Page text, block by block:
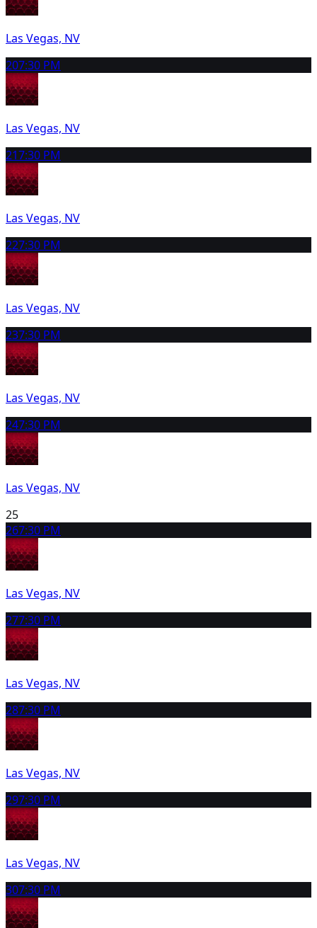
Las Vegas, NV
207:30 PM
Las Vegas, NV
217:30 PM
Las Vegas, NV
227:30 PM
Las Vegas, NV
237:30 PM
Las Vegas, NV
247:30 PM
Las Vegas, NV
25
267:30 PM
Las Vegas, NV
277:30 PM
Las Vegas, NV
287:30 PM
Las Vegas, NV
297:30 PM
Las Vegas, NV
307:30 PM